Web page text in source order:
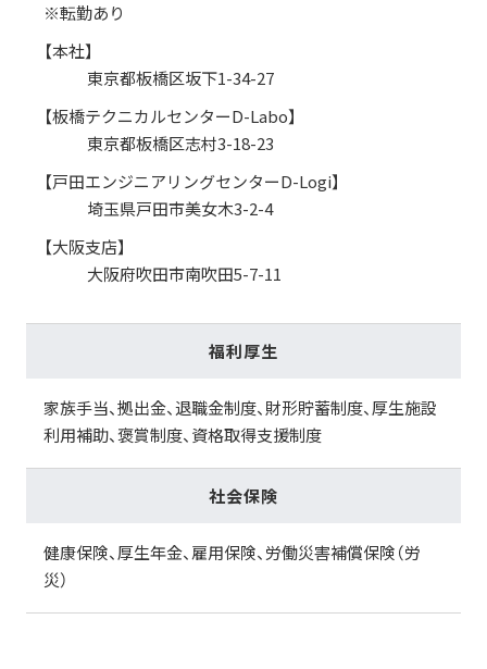
※転勤あり
【本社】
東京都板橋区坂下1-34-27
【板橋テクニカルセンターD-Labo】
東京都板橋区志村3-18-23
【戸田エンジニアリングセンターD-Logi】
埼玉県戸田市美女木3-2-4
【大阪支店】
大阪府吹田市南吹田5-7-11
福利厚生
家族手当、拠出金、退職金制度、財形貯蓄制度、厚生施設
利用補助、褒賞制度、資格取得支援制度
社会保険
健康保険、厚生年金、雇用保険、労働災害補償保険（労
災）